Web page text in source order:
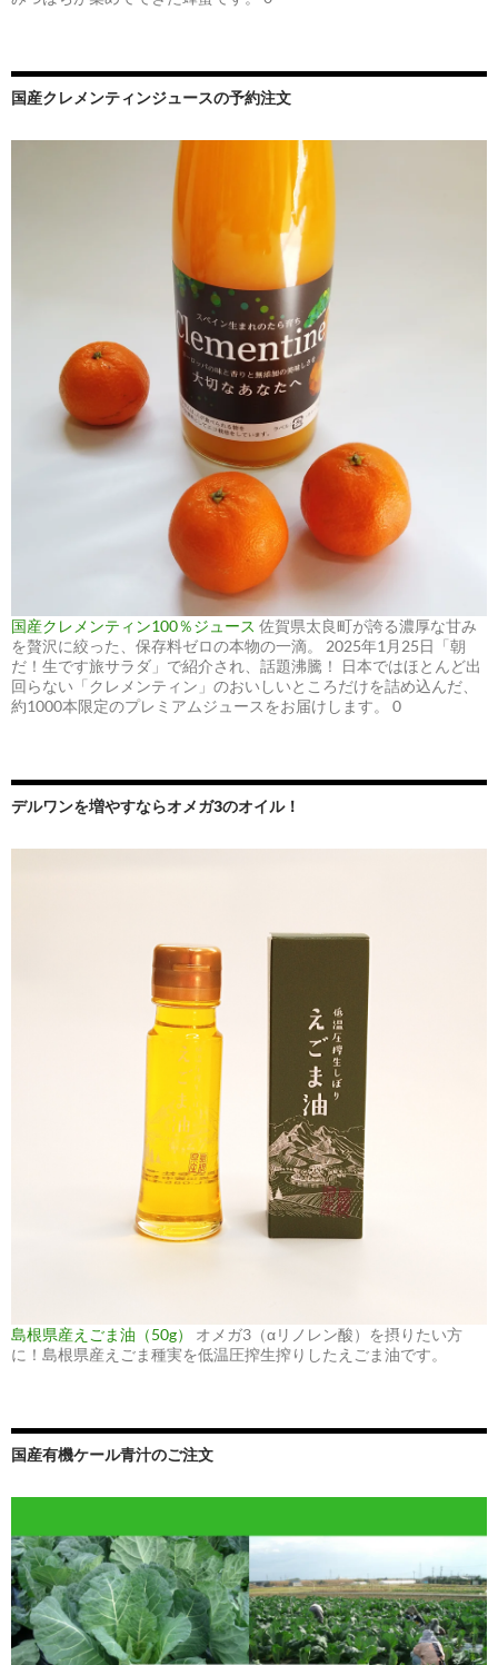
国産クレメンティンジュースの予約注文
国産クレメンティン100％ジュース 佐賀県太良町が誇る濃厚な甘み
を贅沢に絞った、保存料ゼロの本物の一滴。 2025年1月25日「朝
だ！生です旅サラダ」で紹介され、話題沸騰！ 日本ではほとんど出
回らない「クレメンティン」のおいしいところだけを詰め込んだ、
約1000本限定のプレミアムジュースをお届けします。 0
デルワンを増やすならオメガ3のオイル！
島根県産えごま油（50g）
オメガ3（αリノレン酸）を摂りたい方
に！島根県産えごま種実を低温圧搾生搾りしたえごま油です。
国産有機ケール青汁のご注文